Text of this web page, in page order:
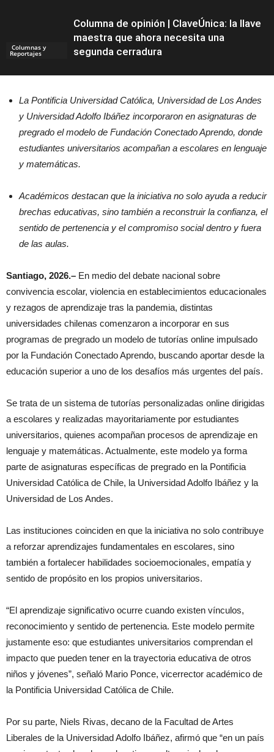
Columnas y
Reportajes
Columna de opinión | ClaveÚnica: la llave
maestra que ahora necesita una
segunda cerradura
La Pontificia Universidad Católica, Universidad de Los Andes
y Universidad Adolfo Ibáñez incorporaron en asignaturas de
pregrado el modelo de Fundación Conectado Aprendo, donde
estudiantes universitarios acompañan a escolares en lenguaje
y matemáticas.
Académicos destacan que la iniciativa no solo ayuda a reducir
brechas educativas, sino también a reconstruir la confianza, el
sentido de pertenencia y el compromiso social dentro y fuera
de las aulas.
Santiago, 2026.– En medio del debate nacional sobre
convivencia escolar, violencia en establecimientos educacionales
y rezagos de aprendizaje tras la pandemia, distintas
universidades chilenas comenzaron a incorporar en sus
programas de pregrado un modelo de tutorías online impulsado
por la Fundación Conectado Aprendo, buscando aportar desde la
educación superior a uno de los desafíos más urgentes del país.
Se trata de un sistema de tutorías personalizadas online dirigidas
a escolares y realizadas mayoritariamente por estudiantes
universitarios, quienes acompañan procesos de aprendizaje en
lenguaje y matemáticas. Actualmente, este modelo ya forma
parte de asignaturas específicas de pregrado en la Pontificia
Universidad Católica de Chile, la Universidad Adolfo Ibáñez y la
Universidad de Los Andes.
Las instituciones coinciden en que la iniciativa no solo contribuye
a reforzar aprendizajes fundamentales en escolares, sino
también a fortalecer habilidades socioemocionales, empatía y
sentido de propósito en los propios universitarios.
“El aprendizaje significativo ocurre cuando existen vínculos,
reconocimiento y sentido de pertenencia. Este modelo permite
justamente eso: que estudiantes universitarios comprendan el
impacto que pueden tener en la trayectoria educativa de otros
niños y jóvenes”, señaló Mario Ponce, vicerrector académico de
la Pontificia Universidad Católica de Chile.
Por su parte, Niels Rivas, decano de la Facultad de Artes
Liberales de la Universidad Adolfo Ibáñez, afirmó que “en un país